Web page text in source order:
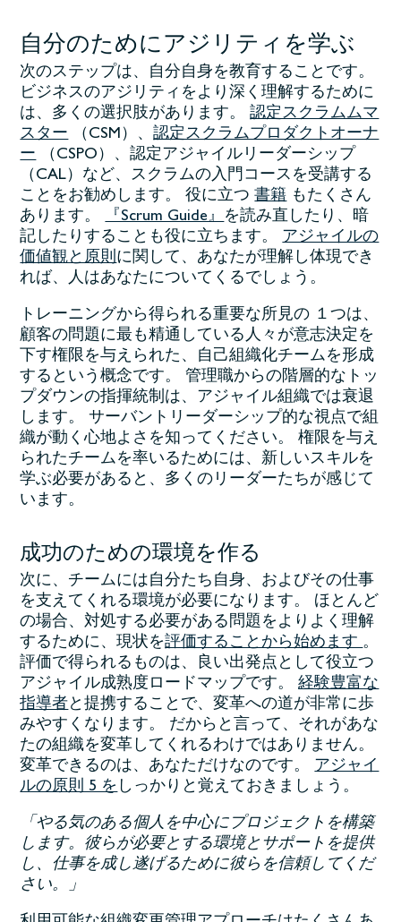
自分のためにアジリティを学ぶ
次のステップは、自分自身を教育することです。
ビジネスのアジリティをより深く理解するために
は、多くの選択肢があります。認定スクラムムマ
スター（CSM）、認定スクラムプロダクトオーナ
ー（CSPO）、認定アジャイルリーダーシップ
（CAL）など、スクラムの入門コースを受講する
ことをお勧めします。 役に立つ書籍もたくさん
あります。『Scrum Guide』を読み直したり、暗
記したりすることも役に立ちます。アジャイルの
価値観と原則に関して、あなたが理解し体現でき
れば、人はあなたについてくるでしょう。
トレーニングから得られる重要な所見の １つは、
顧客の問題に最も精通している人々が意志決定を
下す権限を与えられた、自己組織化チームを形成
するという概念です。 管理職からの階層的なトッ
プダウンの指揮統制は、アジャイル組織では衰退
します。 サーバントリーダーシップ的な視点で組
織が動く心地よさを知ってください。 権限を与え
られたチームを率いるためには、新しいスキルを
学ぶ必要があると、多くのリーダーたちが感じて
います。
成功のための環境を作る
次に、チームには自分たち自身、およびその仕事
を支えてくれる環境が必要になります。 ほとんど
の場合、対処する必要がある問題をよりよく理解
するために、現状を評価することから始めます。
評価で得られるものは、良い出発点として役立つ
アジャイル成熟度ロードマップです。経験豊富な
指導者と提携することで、変革への道が非常に歩
みやすくなります。 だからと言って、それがあな
たの組織を変革してくれるわけではありません。
変革できるのは、あなただけなのです。アジャイ
ルの原則 5 をしっかりと覚えておきましょう。
「やる気のある個人を中心にプロジェクトを構築
します。彼らが必要とする環境とサポートを提供
し、仕事を成し遂げるために彼らを信頼してくだ
さい。」